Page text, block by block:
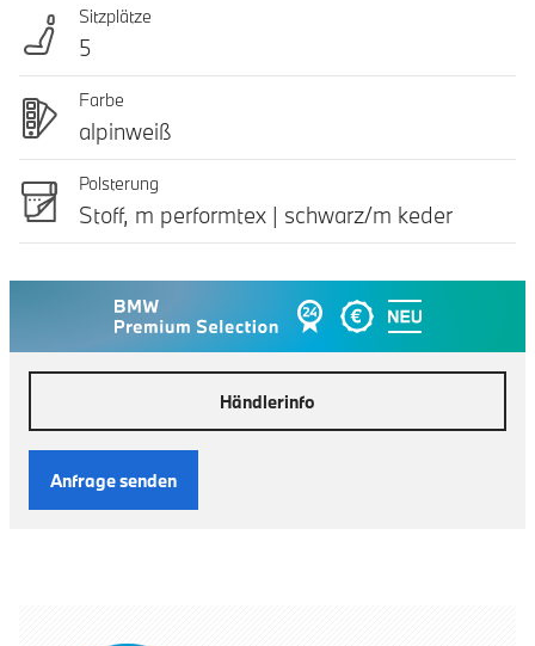
Sitzplätze
5
Farbe
alpinweiß
Polsterung
Stoff, m performtex | schwarz/m keder
Händlerinfo
Anfrage senden